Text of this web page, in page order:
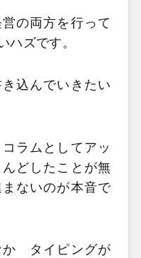
の両方を行って
ハズです。
込んでいきたい
ラムとしてアッ
どしたことが無
ないのが本音で
か タイピングが